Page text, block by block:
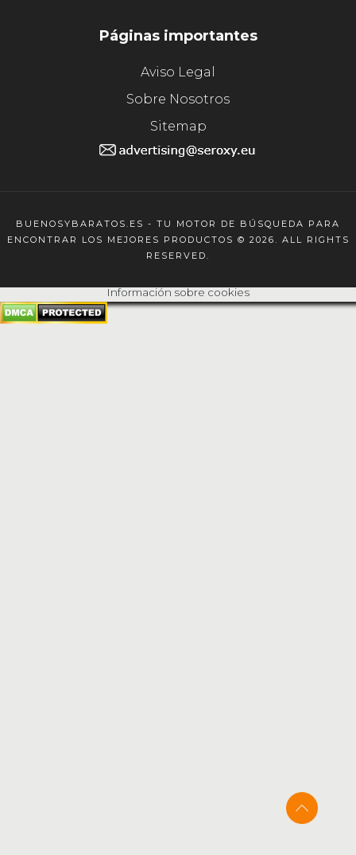
Páginas importantes
Aviso Legal
Sobre Nosotros
Sitemap
BUENOSYBARATOS.ES - TU MOTOR DE BÚSQUEDA PARA
ENCONTRAR LOS MEJORES PRODUCTOS © 2026. ALL RIGHTS
RESERVED.
Información sobre cookies